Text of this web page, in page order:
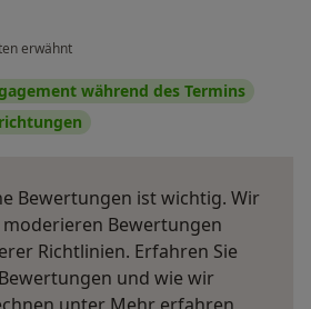
erwähnt
während des Termins
Bewertungen ist wichtig. Wir
Bewertungen
Richtlinien. Erfahren Sie
und wie wir